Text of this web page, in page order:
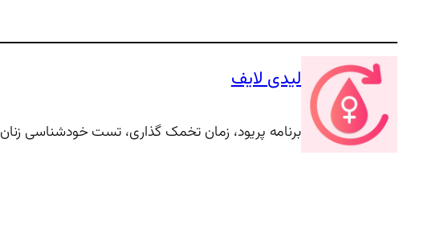
لیدی لایف
برنامه پریود، زمان تخمک گذاری، تست خودشناسی زنان